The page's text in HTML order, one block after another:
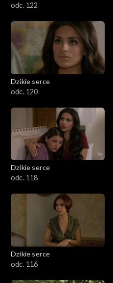
odc. 122
Dzikie serce
odc. 120
Dzikie serce
odc. 118
Dzikie serce
odc. 116